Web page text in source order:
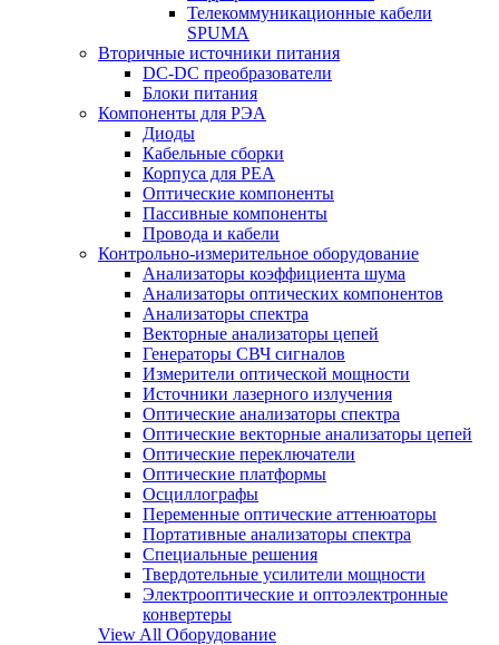
Телекоммуникационные кабели
SPUMA
Вторичные источники питания
DC-DC преобразователи
Блоки питания
Компоненты для РЭА
Диоды
Кабельные сборки
Корпуса для РЕА
Оптические компоненты
Пассивные компоненты
Провода и кабели
Контрольно-измерительное оборудование
Анализаторы коэффициента шума
Анализаторы оптических компонентов
Анализаторы спектра
Векторные анализаторы цепей
Генераторы СВЧ сигналов
Измерители оптической мощности
Источники лазерного излучения
Оптические анализаторы спектра
Оптические векторные анализаторы цепей
Оптические переключатели
Оптические платформы
Осциллографы
Переменные оптические аттенюаторы
Портативные анализаторы спектра
Специальные решения
Твердотельные усилители мощности
Электрооптические и оптоэлектронные
конвертеры
View All Оборудование